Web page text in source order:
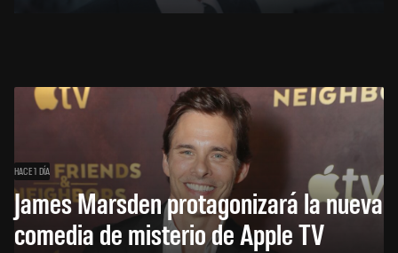
HACE 1 DÍA
James Marsden protagonizará la nueva
comedia de misterio de Apple TV